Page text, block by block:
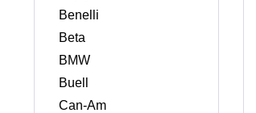
Benelli
Beta
BMW
Buell
Can-Am